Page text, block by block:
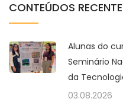
CONTEÚDOS
Alunas do
Seminário
da
03.08.2026